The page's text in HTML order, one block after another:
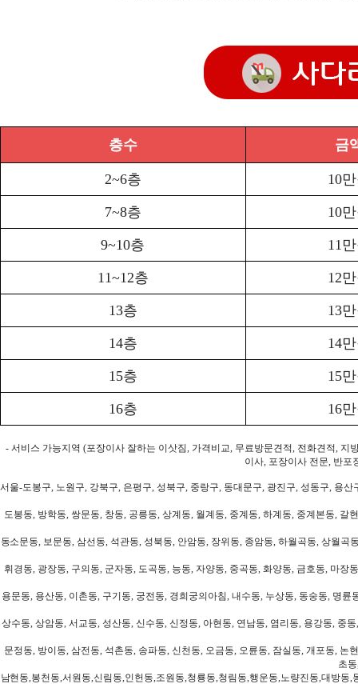
층수 금
2~6층 10
7~8층 10
9~10층 11
11~12층 12
13층 13
14층 14
15층 15
16층 16
- 서비스 가능지역 (포장이사 잘하는 이삿짐, 가격비교, 무료방문견적, 전화견적,
이사, 포장이사 전문, 반포
서울-도봉구, 노원구, 강북구, 은평구, 성북구, 중랑구, 동대문구, 광진구, 성동구, 용
도봉동, 방학동, 쌍문동, 창동, 공릉동, 상계동, 월계동, 중계동, 하계동, 중계본동,
동소문동, 보문동, 삼선동, 석관동, 성북동, 안암동, 장위동, 종암동, 하월곡동, 상월
휘경동, 광장동, 구의동, 군자동, 도곡동, 능동, 자양동, 중곡동, 화양동, 금호동, 마
용문동, 용산동, 이촌동, 구기동, 궁전동, 경희궁의아침, 내수동, 누상동, 동숭동, 명
상수동, 상암동, 서교동, 성산동, 신수동, 신정동, 아현동, 연남동, 염리동, 용강동, 중
문정동, 방이동, 삼전동, 석촌동, 송파동, 신천동, 오금동, 오륜동, 잠실동, 개포동,
초
남현동,봉천동,서원동,신림동,인헌동,조원동,청룡동,청림동,행운동,노량진동,대방